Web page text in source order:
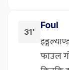
31'
Foul
फाउल